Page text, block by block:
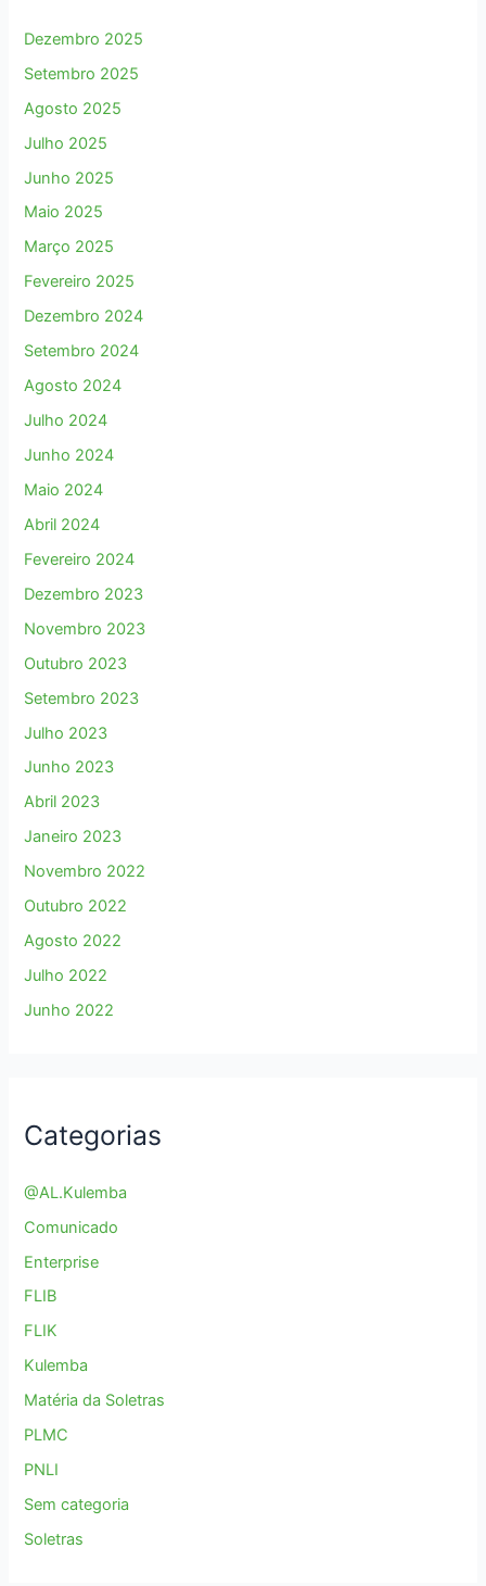
Dezembro 2025
Setembro 2025
Agosto 2025
Julho 2025
Junho 2025
Maio 2025
Março 2025
Fevereiro 2025
Dezembro 2024
Setembro 2024
Agosto 2024
Julho 2024
Junho 2024
Maio 2024
Abril 2024
Fevereiro 2024
Dezembro 2023
Novembro 2023
Outubro 2023
Setembro 2023
Julho 2023
Junho 2023
Abril 2023
Janeiro 2023
Novembro 2022
Outubro 2022
Agosto 2022
Julho 2022
Junho 2022
Categorias
@AL.Kulemba
Comunicado
Enterprise
FLIB
FLIK
Kulemba
Matéria da Soletras
PLMC
PNLI
Sem categoria
Soletras